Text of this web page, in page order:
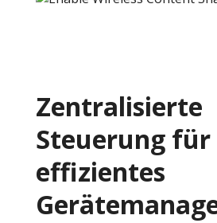
Zentralisierte
Steuerung für
effizientes